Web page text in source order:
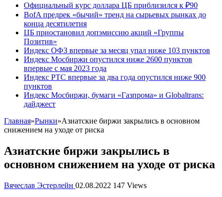
Официальный курс доллара ЦБ приблизился к ₽90
BofA предрек «бычий» тренд на сырьевых рынках до
конца десятилетия
ЦБ приостановил допэмиссию акций «Группы
Позитив»
Индекс ОФЗ впервые за месяц упал ниже 103 пунктов
Индекс Мосбиржи опустился ниже 2600 пунктов
впервые с мая 2023 года
Индекс РТС впервые за два года опустился ниже 900
пунктов
Индекс Мосбиржи, бумаги «Газпрома» и Globaltrans:
дайджест
Главная»Рынки»Азиатские биржи закрылись в основном
снижением на уходе от риска
Азиатские биржи закрылись в
основном снижением на уходе от риска
Вячеслав Эстерлейн 02.08.2022 147 Views